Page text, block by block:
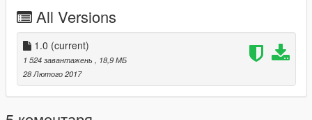
V\mods\x64e.rpf\levels\gta5\vehicles.rpf
All Versions
1.0 (current)
1 524 завантажень
, 18,9 МБ
28 Лютого 2017